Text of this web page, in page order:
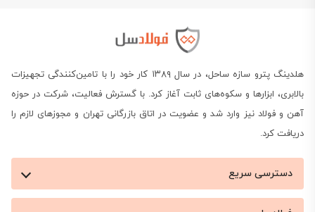
هلدینگ پترو سازه ساحل، در سال ۱۳۸۹ کار خود را با تامین‌کنندگی تجهیزات
بالابری، ابزارها و سکوه‌های ثابت آغاز کرد. با گسترش فعالیت، شرکت در حوزه
آهن و فولاد نیز وارد شد و عضویت در اتاق بازرگانی تهران و مجوزهای لازم را
دریافت کرد.
دسترسی سریع